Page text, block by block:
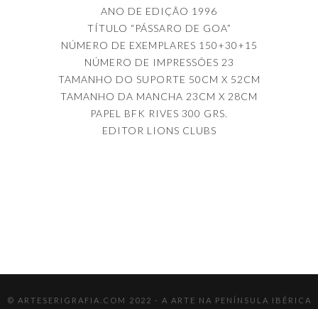
ANO DE EDIÇÃO 1996
TÍTULO “PÁSSARO DE GOA”
NÚMERO DE EXEMPLARES 150+30+15
NÚMERO DE IMPRESSÕES 23
TAMANHO DO SUPORTE 50CM X 52CM
TAMANHO DA MANCHA 23CM X 28CM
PAPEL BFK RIVES 300 GRS.
EDITOR LIONS CLUBS
© ARTESERIGRAFIA.COM 2022 - A ARTE NA PENÍNSULA IBÉRICA